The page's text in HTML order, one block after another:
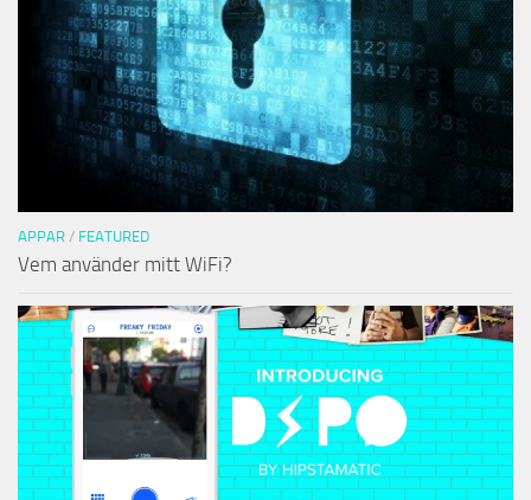
APPAR / FEATURED
Vem använder mitt WiFi?